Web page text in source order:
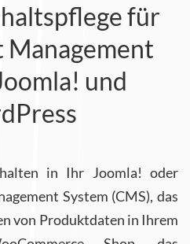
für
und
in Ihr Joomla! oder
System (CMS), das
von Produktdaten in Ihrem